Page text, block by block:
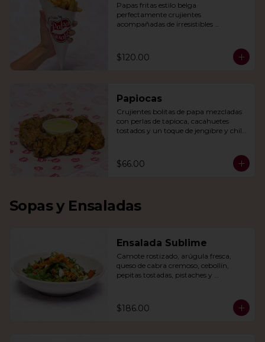
Papas fritas estilo belga
perfectamente crujientes
acompañadas de irresistibles
$120.00
Papiocas
Crujientes bolitas de papa mezcladas
con perlas de tapioca, cacahuetes
tostados y un toque de jengibre y chile
$66.00
Sopas y Ensaladas
Ensalada Sublime
Camote rostizado, arúgula fresca,
queso de cabra cremoso, cebollín,
pepitas tostadas, pistaches y
$186.00